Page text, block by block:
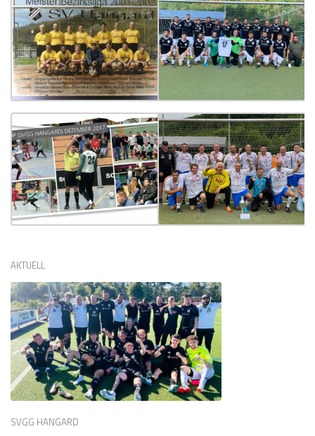
AKTUELL
SVGG HANGARD